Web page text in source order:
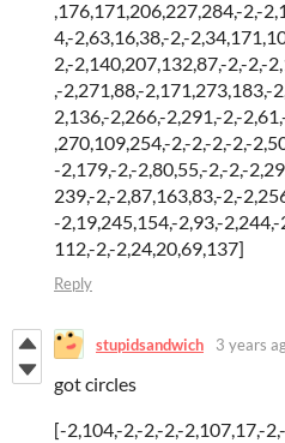
,176,171,206,227,284,-2,-
4,-2,63,16,38,-2,-
2,-2,140,207,132,87,-2,-2,-
,-2,271,88,-2,171,273,183,-
2,136,-2,266,-2,291,-2,-
,270,109,254,-2,-2,-2,-2,-
-2,179,-2,-2,80,55,-2,-2,-
239,-2,-2,87,163,83,-2,-
-2,19,245,154,-2,93,-
112,-2,-2,24,20,69,137]
Reply
stupidsandwich 3 years
got circles
[-2,104,-2,-2,-2,-2,107,17,-